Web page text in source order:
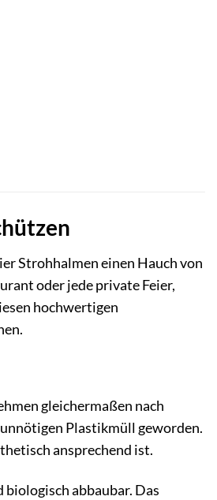
Strohhalmen einen Hauch von
oder jede private Feier,
hochwertigen
gleichermaßen nach
Plastikmüll geworden.
ansprechend ist.
abbaubar. Das